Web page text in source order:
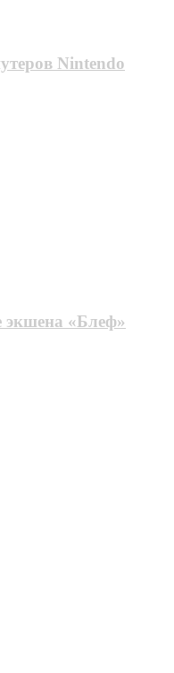
Nintendo
экшена «Блеф»